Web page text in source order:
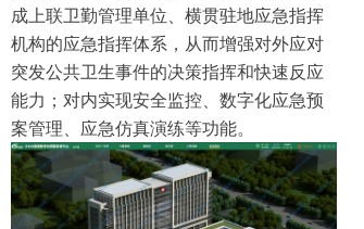
成上联卫勤管理单位、横贯驻地应急指挥
机构的应急指挥体系，从而增强对外应对
突发公共卫生事件的决策指挥和快速反应
能力；对内实现安全监控、数字化应急预
案管理、应急仿真演练等功能。